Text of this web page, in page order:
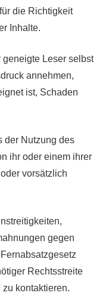
die Richtigkeit
Inhalte.
Leser selbst
annehmen,
ist, Schaden
der Nutzung des
ihr oder einem ihrer
vorsätzlich
gegen
Rechtsstreite
kontaktieren.